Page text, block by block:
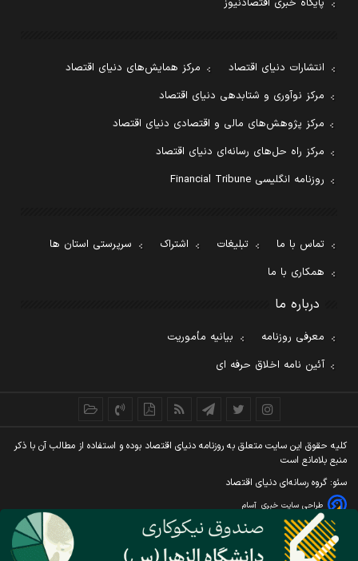
انتشارات دنیای اقتصاد
مرکز همایش‌های دنیای اقتصاد
مرکز نوآوری و شتابدهی دنیای اقتصاد
مرکز پژوهش‌های مالی و اقتصادی دنیای اقتصاد
مرکز راه حل‌های رسانه‌ای دنیای اقتصاد
روزنامه انگلیسی Financial Tribune
تماس با ما تبلیغات اشتراک
سرپرستی استان ها
همکاری با ما
درباره ما
معرفی روزنامه
بیانیه مأموریت
آئین نامه اخلاق حرفه ای
کليه حقوق اين سايت متعلق به روزنامه دنيای اقتصاد بوده و استفاده از مطالب آن با ذکر
منبع بلامانع است
سئو: گروه رسانه‌ای دنیای اقتصاد
طراحی سایت خبری آسام